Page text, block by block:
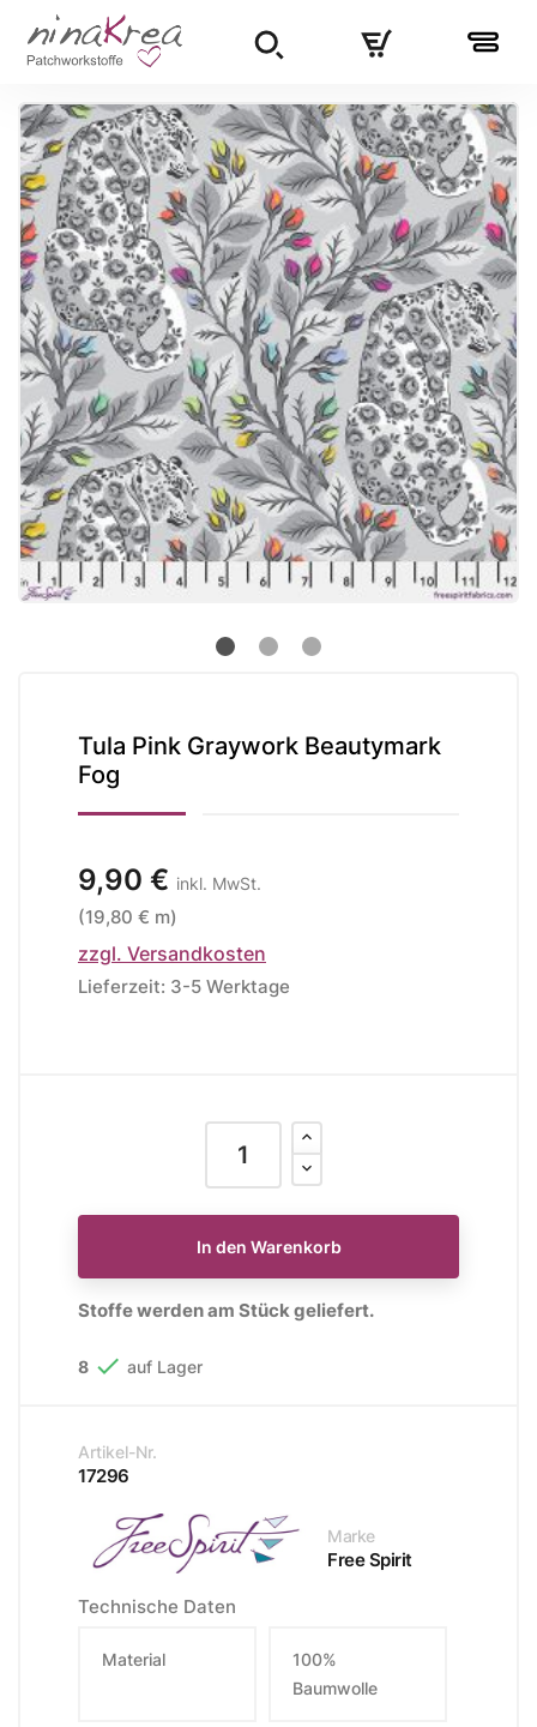
Tula Pink Graywork Beautymark
Fog
9,90 € inkl. MwSt.
(19,80 € m)
zzgl. Versandkosten
Lieferzeit: 3-5 Werktage
In den Warenkorb
Stoffe werden am Stück geliefert.
8  auf Lager
Artikel-Nr.
17296
Marke
Free Spirit
Technische Daten
Material
100%
Baumwolle